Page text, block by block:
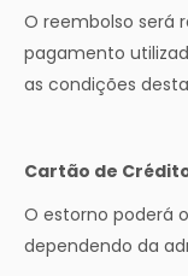
O reembolso será
pagamento
as condições
Cartão de
O estorno poderá
dependendo da